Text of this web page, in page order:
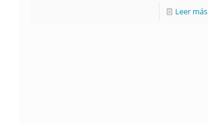
Leer más